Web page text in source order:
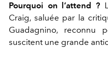
Pourquoi on l’attend ?
Craig, saluée par la
Guadagnino, reconnu
suscitent une grande